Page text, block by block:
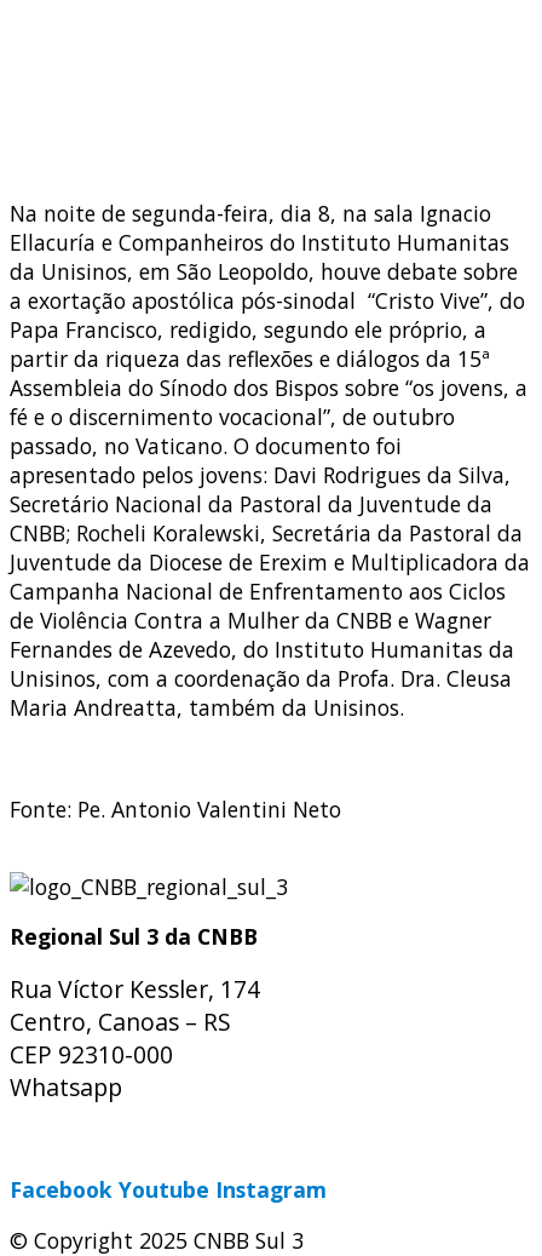
Na noite de segunda-feira, dia 8, na sala Ignacio
Ellacuría e Companheiros do Instituto Humanitas
da Unisinos, em São Leopoldo, houve debate sobre
a exortação apostólica pós-sinodal “Cristo Vive”, do
Papa Francisco, redigido, segundo ele próprio, a
partir da riqueza das reflexões e diálogos da 15ª
Assembleia do Sínodo dos Bispos sobre “os jovens, a
fé e o discernimento vocacional”, de outubro
passado, no Vaticano. O documento foi
apresentado pelos jovens: Davi Rodrigues da Silva,
Secretário Nacional da Pastoral da Juventude da
CNBB; Rocheli Koralewski, Secretária da Pastoral da
Juventude da Diocese de Erexim e Multiplicadora da
Campanha Nacional de Enfrentamento aos Ciclos
de Violência Contra a Mulher da CNBB e Wagner
Fernandes de Azevedo, do Instituto Humanitas da
Unisinos, com a coordenação da Profa. Dra. Cleusa
Maria Andreatta, também da Unisinos.
Fonte: Pe. Antonio Valentini Neto
Regional Sul 3 da CNBB
Rua Víctor Kessler, 174
Centro, Canoas – RS
CEP 92310-000
Whatsapp
Facebook Youtube Instagram
© Copyright 2025 CNBB Sul 3